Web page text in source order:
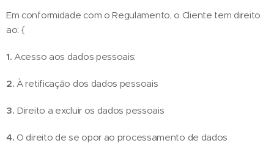
Em conformidade com o Regulamento, o Cliente tem direito
ao: {
1.Acesso aos dados pessoais;
2.À retificação dos dados pessoais
3. Direito a excluir os dados pessoais
4. O direito de se opor ao processamento de dados